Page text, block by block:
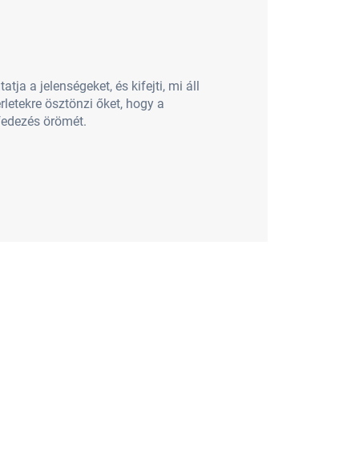
a jelenségeket, és kifejti, mi áll
ösztönzi őket, hogy a
örömét.